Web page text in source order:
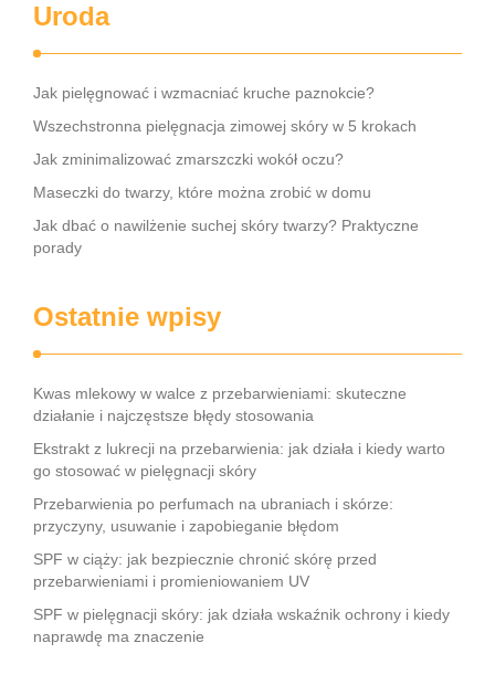
Uroda
Jak pielęgnować i wzmacniać kruche paznokcie?
Wszechstronna pielęgnacja zimowej skóry w 5 krokach
Jak zminimalizować zmarszczki wokół oczu?
Maseczki do twarzy, które można zrobić w domu
Jak dbać o nawilżenie suchej skóry twarzy? Praktyczne
porady
Ostatnie wpisy
Kwas mlekowy w walce z przebarwieniami: skuteczne
działanie i najczęstsze błędy stosowania
Ekstrakt z lukrecji na przebarwienia: jak działa i kiedy warto
go stosować w pielęgnacji skóry
Przebarwienia po perfumach na ubraniach i skórze:
przyczyny, usuwanie i zapobieganie błędom
SPF w ciąży: jak bezpiecznie chronić skórę przed
przebarwieniami i promieniowaniem UV
SPF w pielęgnacji skóry: jak działa wskaźnik ochrony i kiedy
naprawdę ma znaczenie